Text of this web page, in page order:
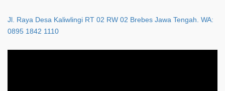
Jl. Raya Desa Kaliwlingi RT 02 RW 02 Brebes Jawa Tengah. WA:
0895 1842 1110